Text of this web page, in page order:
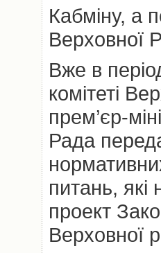
Кабміну, а
Верховної
Вже в
комітеті
прем’єр-
Рада
питань, які
проект
Верховної